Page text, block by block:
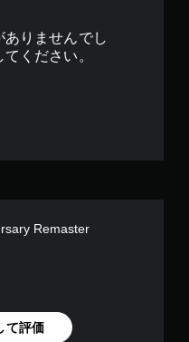
りませんでし
ください。
Remaster
て評価